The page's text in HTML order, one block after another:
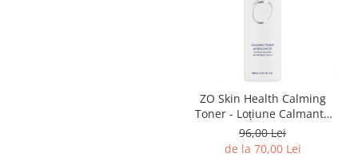
ZO Skin Health Calming
Toner - Loțiune Calmantă
Pentru Față
96,00 Lei
de la 70,00 Lei